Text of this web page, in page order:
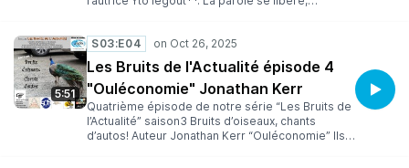
du silence et surgit comme un torrent de boue.
On décrit minutieusement méfaits et crimes. On
désigne coupables et victimes. On donne un nom
spécial aux crimes commis sur des femmes
parce qu’elles le sont : féminicide. On intègre la
notion de consentement à l’éducation sexuelle.
Mais pourquoi a-t-on oublié le mot
5:51
S03:E04
Les Bruits de l'Actualité épisode 4
"Ouléconomie" Jonathan Kerr
Quatrième épisode de notre série “Les Bruits de
l’Actualité” saison3 Bruits d’oiseaux, chants
d’autos! Auteur Jonathan Kerr “Ouléconomie” Ils